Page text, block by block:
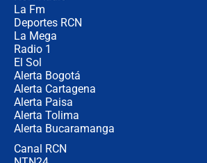
La Fm
Deportes RCN
La Mega
Radio 1
El Sol
Alerta Bogotá
Alerta Cartagena
Alerta Paisa
Alerta Tolima
Alerta Bucaramanga
Canal RCN